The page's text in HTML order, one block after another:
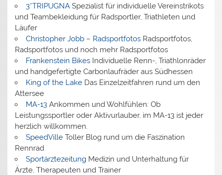
3*TRIPUGNASpezialist für individuelle Vereinstrikots
und Teambekleidung für Radsportler, Triathleten und
Läufer
Christopher Jobb – RadsportfotosRadsportfotos,
Radsportfotos und noch mehr Radsportfotos
Frankenstein BikesIndividuelle Renn-, Triathlonräder
und handgefertigte Carbonlaufräder aus Südhessen
King of the LakeDas Einzelzeitfahren rund um den
Attersee
MA-13Ankommen und Wohlfühlen: Ob
Leistungssportler oder Aktivurlauber, im MA-13 ist jeder
herzlich willkommen.
SpeedVilleToller Blog rund um die Faszination
Rennrad
SportärztezeitungMedizin und Unterhaltung für
Ärzte, Therapeuten und Trainer